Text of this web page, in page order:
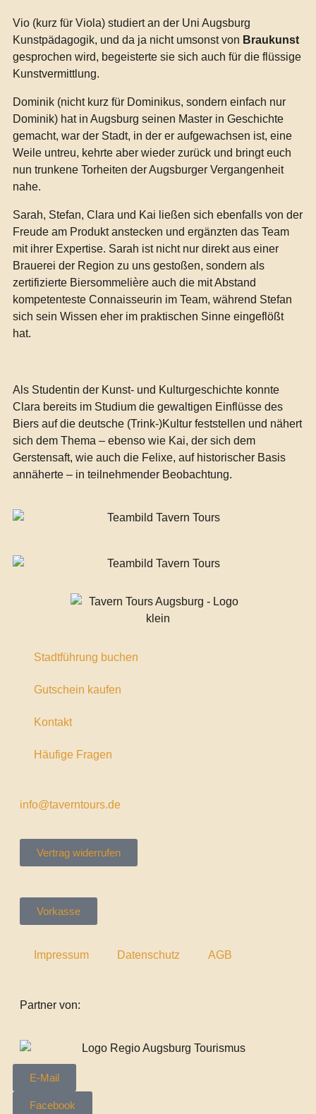
Vio (kurz für Viola) studiert an der Uni Augsburg
Kunstpädagogik, und da ja nicht umsonst von Braukunst
gesprochen wird, begeisterte sie sich auch für die flüssige
Kunstvermittlung.
Dominik (nicht kurz für Dominikus, sondern einfach nur
Dominik) hat in Augsburg seinen Master in Geschichte
gemacht, war der Stadt, in der er aufgewachsen ist, eine
Weile untreu, kehrte aber wieder zurück und bringt euch
nun trunkene Torheiten der Augsburger Vergangenheit
nahe.
Sarah, Stefan, Clara und Kai ließen sich ebenfalls von der
Freude am Produkt anstecken und ergänzten das Team
mit ihrer Expertise. Sarah ist nicht nur direkt aus einer
Brauerei der Region zu uns gestoßen, sondern als
zertifizierte Biersommelière auch die mit Abstand
kompetenteste Connaisseurin im Team, während Stefan
sich sein Wissen eher im praktischen Sinne eingeflößt
hat.
Als Studentin der Kunst- und Kulturgeschichte konnte
Clara bereits im Studium die gewaltigen Einflüsse des
Biers auf die deutsche (Trink-)Kultur feststellen und nähert
sich dem Thema – ebenso wie Kai, der sich dem
Gerstensaft, wie auch die Felixe, auf historischer Basis
annäherte – in teilnehmender Beobachtung.
Stadtführung buchen
Gutschein kaufen
Kontakt
Häufige Fragen
info@taverntours.de
Vertrag widerrufen
Vorkasse
Impressum Datenschutz AGB
Partner von:
E-Mail
Facebook